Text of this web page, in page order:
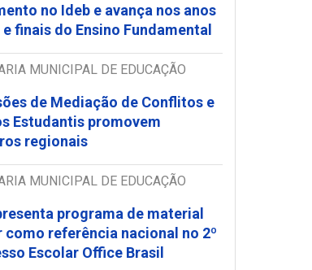
no Ideb e avança nos anos
finais do Ensino Fundamental
MUNICIPAL DE EDUCAÇÃO
de Mediação de Conflitos e
Estudantis promovem
regionais
MUNICIPAL DE EDUCAÇÃO
programa de material
como referência nacional no 2º
Escolar Office Brasil